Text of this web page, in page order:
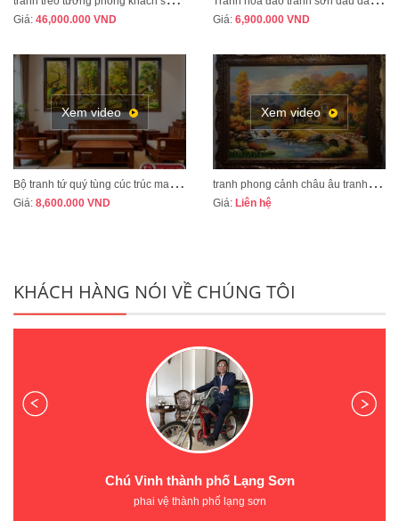
Giá: 46,000.000 VND Giá: 6,900.000 VND
Xem video
B
ộ tranh tứ quý tùng cúc trúc mai tranh bốn mùa xuân hạ thu đông mã TQ13A
Giá: 8,600.000 VND
Xem video
t
ranh phong cảnh châu âu tranh sơn dầu cao cấp mã CA01
Giá: Liên hệ
KHÁCH HÀNG NÓI VỀ CHÚNG TÔI
Chú Vinh thành phố Lạng Sơn
phai vệ thành phố lạng sơn